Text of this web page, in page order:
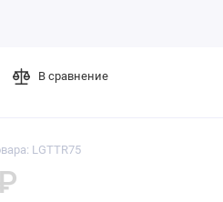
LGTTR75
В сравнение